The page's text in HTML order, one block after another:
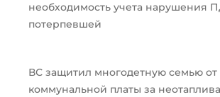
необходимость учета нарушения
потерпевшей
ВС защитил многодетную семью от
коммунальной платы за